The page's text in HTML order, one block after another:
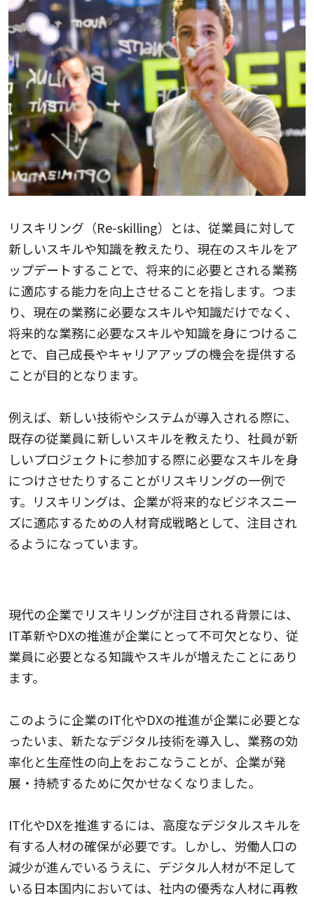
リスキリング（Re-skilling）とは、従業員に対して
新しいスキルや知識を教えたり、現在のスキルをア
ップデートすることで、将来的に必要とされる業務
に適応する能力を向上させることを指します。つま
り、現在の業務に必要なスキルや知識だけでなく、
将来的な業務に必要なスキルや知識を身につけるこ
とで、自己成長やキャリアアップの機会を提供する
ことが目的となります。
例えば、新しい技術やシステムが導入される際に、
既存の従業員に新しいスキルを教えたり、社員が新
しいプロジェクトに参加する際に必要なスキルを身
につけさせたりすることがリスキリングの一例で
す。リスキリングは、企業が将来的なビジネスニー
ズに適応するための人材育成戦略として、注目され
るようになっています。
現代の企業でリスキリングが注目される背景には、
IT革新やDXの推進が企業にとって不可欠となり、従
業員に必要となる知識やスキルが増えたことにあり
ます。
このように企業のIT化やDXの推進が企業に必要とな
ったいま、新たなデジタル技術を導入し、業務の効
率化と生産性の向上をおこなうことが、企業が発
展・持続するために欠かせなくなりました。
IT化やDXを推進するには、高度なデジタルスキルを
有する人材の確保が必要です。しかし、労働人口の
減少が進んでいるうえに、デジタル人材が不足して
いる日本国内においては、社内の優秀な人材に再教